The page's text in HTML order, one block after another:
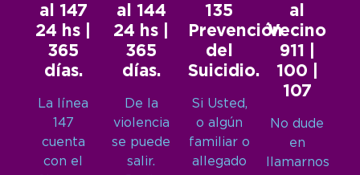
al 147
24 hs |
365
días.
La línea
147
cuenta
con el
al 144
24 hs |
365
días.
De la
violencia
se puede
salir.
135
Prevención
del
Suicidio.
Si Usted,
o algún
familiar o
allegado
al
Vecino
911 |
100 |
107
No dude
en
llamarnos